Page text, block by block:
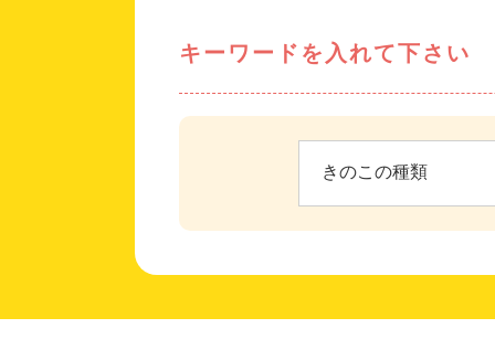
キーワードを入れて下さい